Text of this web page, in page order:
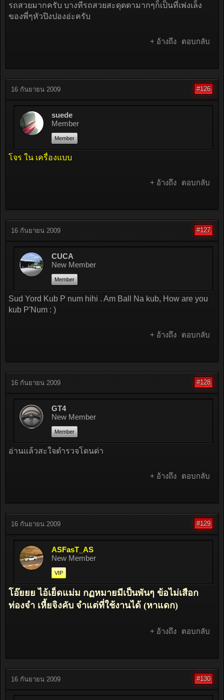
รถสวยมากครับ บางทีรถสวยสะดุดตามากๆก็เป็นที่เพ่งเล็ง
ของพี่ๆหัวปิงปองอ่ะครับ
+ อ้างถึง ตอบกลับ
16 กันยายน 2009 #126
suede
Member
Member
โจร ใน เครื่องแบบ
+ อ้างถึง ตอบกลับ
16 กันยายน 2009 #127
CUCA
New Member
Member
Sud Yord Kub P num hihi . Am Ball Na kub, How are you
kub P'Num : )
+ อ้างถึง ตอบกลับ
16 กันยายน 2009 #128
GT4
New Member
Member
อ่านแล้วสะใจตำรวจโดนด่า
+ อ้างถึง ตอบกลับ
16 กันยายน 2009 #129
ASFasT_AS
New Member
VIP
โอ๊ยยย ไอ้เย็ดแม่ม กฏหมายมีเป็นพันๆ ข้อไม่เสือก
ท่องจำ เหี้ยจิงคับ จำแต่ที่ใช้งานได้ (หาแดก)
+ อ้างถึง ตอบกลับ
16 กันยายน 2009 #130